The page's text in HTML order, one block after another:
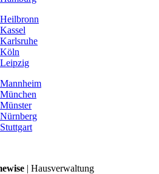
| Hausverwaltung